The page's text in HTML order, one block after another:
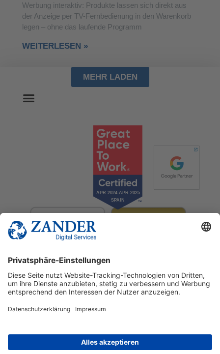
Werbung interaktiv: Produkte lassen sich direkt aus
der Anzeige per TV-Fernbedienung in den Warenkorb
legen – ohne das laufende Programm
WEITERLESEN »
MEHR LADEN
© 2025 Zander Digital Services Deutschland GmbH